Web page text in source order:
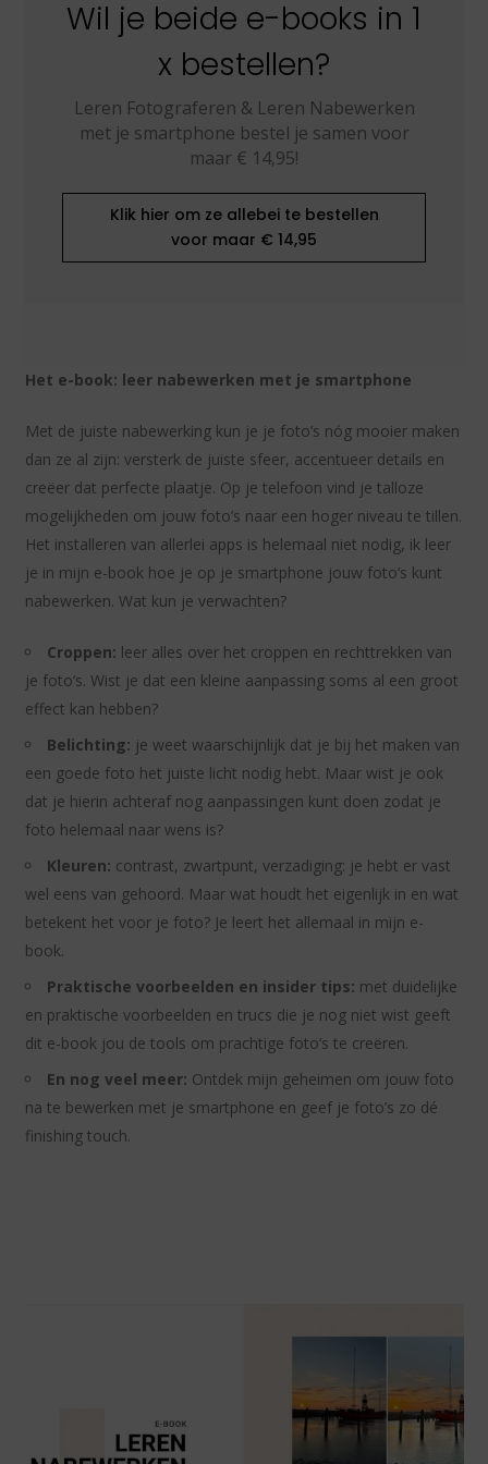
Wil je beide e-books in 1
x bestellen?
Leren Fotograferen & Leren Nabewerken
met je smartphone bestel je samen voor
maar € 14,95!
Klik hier om ze allebei te bestellen
voor maar € 14,95
Het e-book: leer nabewerken met je smartphone
Met de juiste nabewerking kun je je foto’s nóg mooier maken
dan ze al zijn: versterk de juiste sfeer, accentueer details en
creëer dat perfecte plaatje. Op je telefoon vind je talloze
mogelijkheden om jouw foto’s naar een hoger niveau te tillen.
Het installeren van allerlei apps is helemaal niet nodig, ik leer
je in mijn e-book hoe je op je smartphone jouw foto’s kunt
nabewerken. Wat kun je verwachten?
Croppen: leer alles over het croppen en rechttrekken van
je foto’s. Wist je dat een kleine aanpassing soms al een groot
effect kan hebben?
Belichting: je weet waarschijnlijk dat je bij het maken van
een goede foto het juiste licht nodig hebt. Maar wist je ook
dat je hierin achteraf nog aanpassingen kunt doen zodat je
foto helemaal naar wens is?
Kleuren: contrast, zwartpunt, verzadiging: je hebt er vast
wel eens van gehoord. Maar wat houdt het eigenlijk in en wat
betekent het voor je foto? Je leert het allemaal in mijn e-
book.
Praktische voorbeelden en insider tips: met duidelijke
en praktische voorbeelden en trucs die je nog niet wist geeft
dit e-book jou de tools om prachtige foto’s te creëren.
En nog veel meer: Ontdek mijn geheimen om jouw foto
na te bewerken met je smartphone en geef je foto’s zo dé
finishing touch.